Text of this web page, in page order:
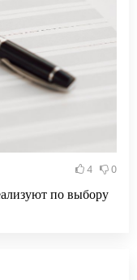
4 0
по выбору